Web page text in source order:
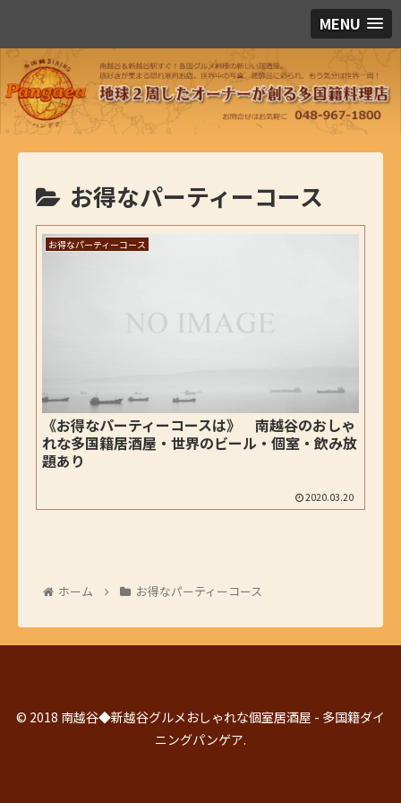
MENU
お得なパーティーコース
お得なパーティーコース
《お得なパーティーコースは》 南越谷のおしゃ
れな多国籍居酒屋・世界のビール・個室・飲み放
題あり
2020.03.20
ホーム お得なパーティーコース
© 2018 南越谷◆新越谷グルメおしゃれな個室居酒屋 - 多国籍ダイ
ニングパンゲア.